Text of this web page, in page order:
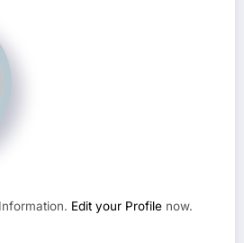
Edit your Profile now.